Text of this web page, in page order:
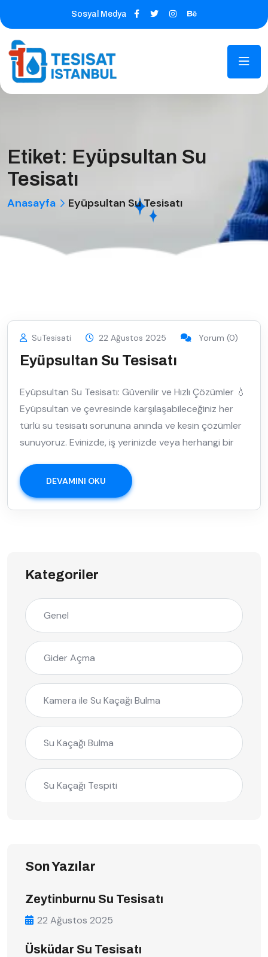
Sosyal Medya
Etiket: Eyüpsultan Su
Tesisatı
Anasayfa Eyüpsultan Su Tesisatı
SuTesisati 22 Ağustos 2025 Yorum (0)
Eyüpsultan Su Tesisatı
Eyüpsultan Su Tesisatı: Güvenilir ve Hızlı Çözümler 💧
Eyüpsultan ve çevresinde karşılaşabileceğiniz her
türlü su tesisatı sorununa anında ve kesin çözümler
sunuyoruz. Evinizde, iş yerinizde veya herhangi bir
DEVAMINI OKU
Kategoriler
Genel
Gider Açma
Kamera ile Su Kaçağı Bulma
Su Kaçağı Bulma
Su Kaçağı Tespiti
Son Yazılar
Zeytinburnu Su Tesisatı
22 Ağustos 2025
Üsküdar Su Tesisatı